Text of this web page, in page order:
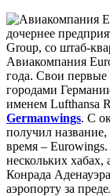
дочернее
Group, со штаб-
Авиакомпания
года. Свои
городами
именем Lufthansa
Germanwings. С
получил
время –
нескольких
Конрада
аэропорту за